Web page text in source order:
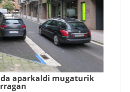
aparkaldi mugaturik